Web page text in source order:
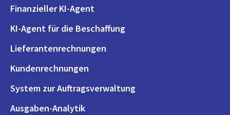
Finanzieller KI-Agent
KI-Agent für die Beschaffung
Lieferantenrechnungen
Kundenrechnungen
System zur Auftragsverwaltung
Ausgaben-Analytik